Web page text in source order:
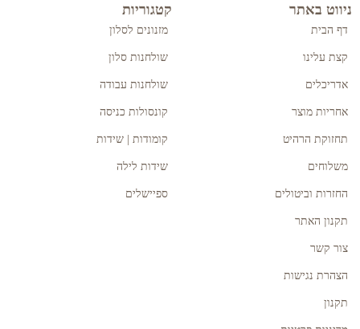
ניווט באתר
דף הבית
קצת עלינו
אדריכלים
אחריות מוצר
תחזוקת הרהיט
משלוחים
החזרות וביטולים
תקנון האתר
צור קשר
הצהרת נגישות
תקנון
קטגוריות
מזנונים לסלון
שולחנות סלון
שולחנות עבודה
קונסולות כניסה
קומודות | שידות
שידות לילה
ספיישלים